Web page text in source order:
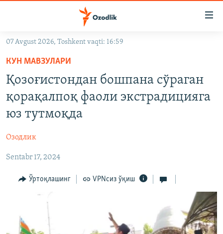
Асосий
навигацияга
ўтинг
Қидиришга
ўтинг
OZODARXIV
На русском
ИЖТИМОИЙ ТАРМОҚЛАР
07 Avgust 2026, Toshkent vaqti: 16:59
КУН МАВЗУЛАРИ
Қозоғистондан бошпана сўраган
қорақалпоқ фаоли экстрадицияга
юз тутмоқда
Озодлик
Sentabr 17, 2024
Ўртоқлашинг VPNсиз ўқиш